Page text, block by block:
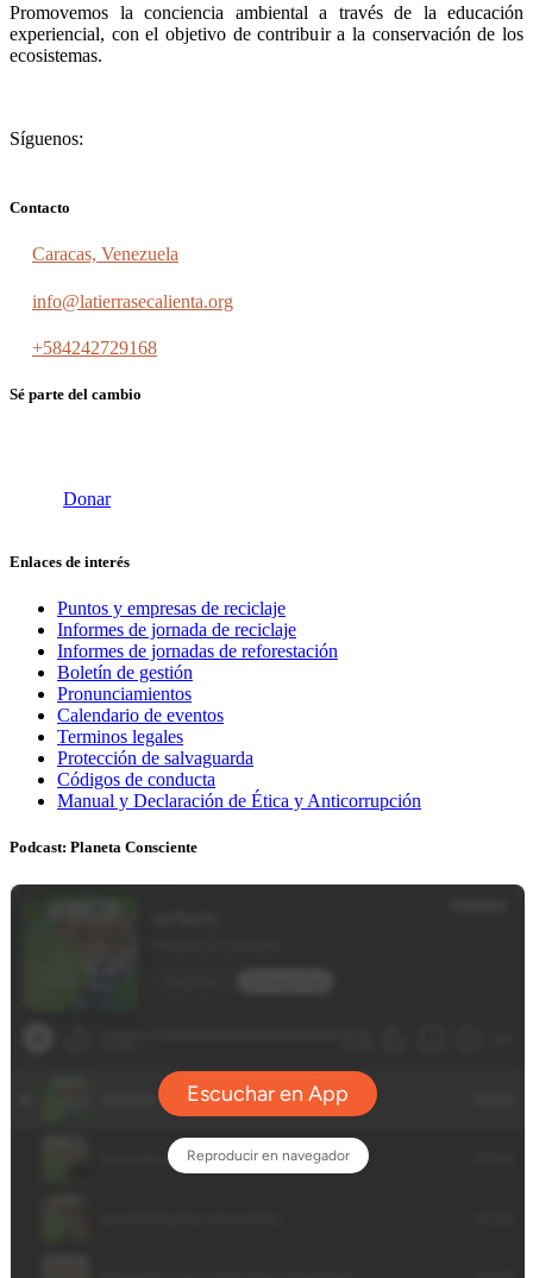
Promovemos la conciencia ambiental a través de la educación
experiencial, con el objetivo de contribuir a la conservación de los
ecosistemas.
Síguenos:
Contacto
Caracas, Venezuela
info@latierrasecalienta.org
+584242729168
Sé parte del cambio
Donar
Enlaces de interés
Puntos y empresas de reciclaje
Informes de jornada de reciclaje
Informes de jornadas de reforestación
Boletín de gestión
Pronunciamientos
Calendario de eventos
Terminos legales
Protección de salvaguarda
Códigos de conducta
Manual y Declaración de Ética y Anticorrupción
Podcast: Planeta Consciente